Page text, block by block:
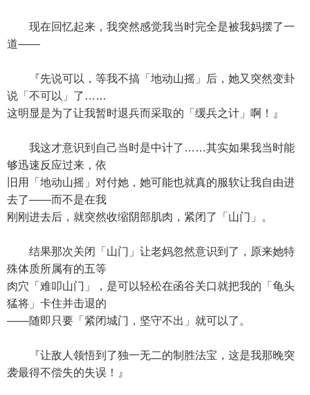
现在回忆起来，我突然感觉我当时完全是被我妈摆了一
道——
『先说可以，等我不搞「地动山摇」后，她又突然变卦
说「不可以」了……
这明显是为了让我暂时退兵而采取的「缓兵之计」啊！』
我这才意识到自己当时是中计了……其实如果我当时能
够迅速反应过来，依
旧用「地动山摇」对付她，她可能也就真的服软让我自由进
去了——而不是在我
刚刚进去后，就突然收缩阴部肌肉，紧闭了「山门」。
结果那次关闭「山门」让老妈忽然意识到了，原来她特
殊体质所属有的五等
肉穴「难叩山门」，是可以轻松在函谷关口就把我的「龟头
猛将」卡住并击退的
——随即只要「紧闭城门，坚守不出」就可以了。
『让敌人领悟到了独一无二的制胜法宝，这是我那晚突
袭最得不偿失的失误！』